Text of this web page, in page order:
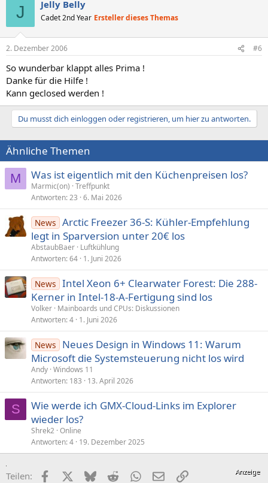
J Jelly Belly
Cadet 2nd Year Ersteller dieses Themas
2. Dezember 2006 #6
So wunderbar klappt alles Prima !
Danke für die Hilfe !
Kann geclosed werden !
Du musst dich einloggen oder registrieren, um hier zu antworten.
Ähnliche Themen
M Was ist eigentlich mit den Küchenpreisen los?
Marmic(on) Treffpunkt
Antworten 23 6. Mai 2026
News Arctic Freezer 36-S: Kühler-Empfehlung
legt in Sparversion unter 20€ los
AbstaubBaer Luftkühlung
Antworten 64 1. Juni 2026
News Intel Xeon 6+ Clearwater Forest: Die 288-
Kerner in Intel-18-A-Fertigung sind los
Volker Mainboards und CPUs: Diskussionen
Antworten 4 1. Juni 2026
News
Neues Design in Windows 11: Warum
Microsoft die Systemsteuerung nicht los wird
Andy Windows 11
Antworten 183 13. April 2026
S
Wie werde ich GMX-Cloud-Links im Explorer
wieder los?
Shrek2 Online
Antworten 4 19. Dezember 2025
Teilen: FacebookX (Twitter)
BlueskyRedditWhatsApp
E-MailLink